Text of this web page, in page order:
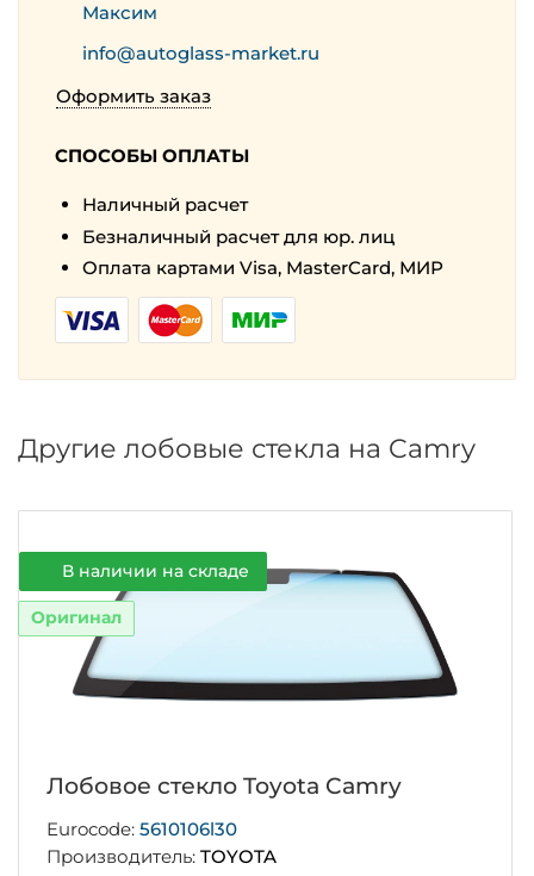
Максим
info@autoglass-market.ru
Оформить заказ
СПОСОБЫ ОПЛАТЫ
Наличный расчет
Безналичный расчет для юр. лиц
Оплата картами Visa, MasterCard, МИР
Другие лобовые стекла на Camry
В наличии на складе
Оригинал
Лобовое стекло Toyota Camry
Eurocode: 5610106l30
Производитель: TOYOTA